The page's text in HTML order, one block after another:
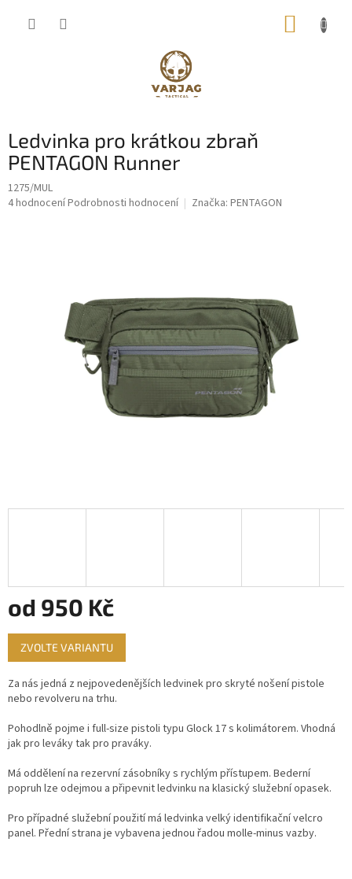
Ledvinka pro krátkou zbraň
PENTAGON Runner
1275/MUL
Průměrné
4 hodnoceníPodrobnosti hodnocení Značka: PENTAGON
od 950 Kč
Měrná
cena:
ZVOLTE VARIANTU
Za nás jedná z nejpovedenějších ledvinek pro skryté nošení pistole
nebo revolveru na trhu.
Pohodlně pojme i full-size pistoli typu Glock 17 s kolimátorem. Vhodná
jak pro leváky tak pro praváky.
Má oddělení na rezervní zásobníky s rychlým přístupem. Bederní
popruh lze odejmou a připevnit ledvinku na klasický služební opasek.
Pro případné služební použití má ledvinka velký identifikační velcro
panel. Přední strana je vybavena jednou řadou molle-minus vazby.